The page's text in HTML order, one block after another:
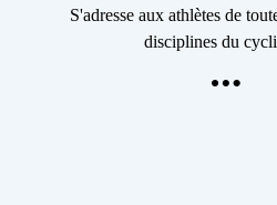
S'adresse aux athlètes de
disciplines du